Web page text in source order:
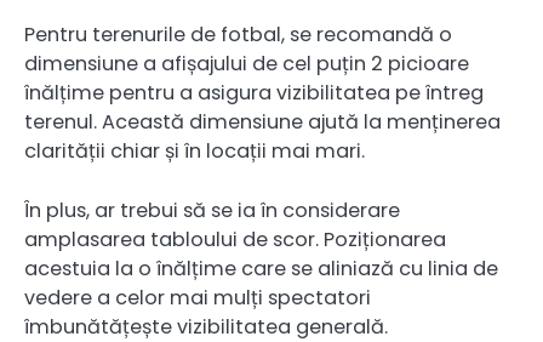
Pentru terenurile de fotbal, se recomandă o
dimensiune a afișajului de cel puțin 2 picioare
înălțime pentru a asigura vizibilitatea pe întreg
terenul. Această dimensiune ajută la menținerea
clarității chiar și în locații mai mari.
În plus, ar trebui să se ia în considerare
amplasarea tabloului de scor. Poziționarea
acestuia la o înălțime care se aliniază cu linia de
vedere a celor mai mulți spectatori
îmbunătățește vizibilitatea generală.